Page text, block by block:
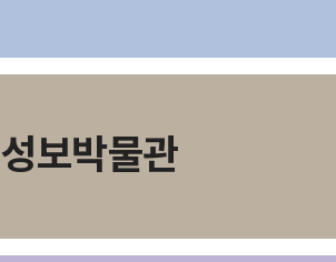
성보박물관